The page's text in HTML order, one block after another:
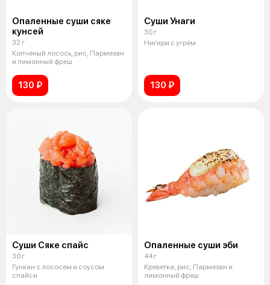
Опаленные суши сяке
кунсей
32 г
Копчёный лосось, рис, Пармезан
и лимонный фреш
130 ₽
Суши Унаги
30 г
Нигири с угрём
130 ₽
Суши Сяке спайс
30 г
Гункан с лососем и соусом
спайси
Опаленные суши эби
44 г
Креветка, рис, Пармезан и
лимонный фреш